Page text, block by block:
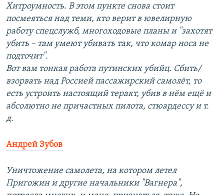
Хитроумность. В этом пункте снова стоит
посмеяться над теми, кто верит в ювелирную
работу спецслужб, многоходовые планы и "захотят
убить – там умеют убивать так, что комар носа не
подточит".
Вот вам тонкая работа путинских убийц. Сбить/
взорвать над Россией пассажирский самолёт, то
есть устроить настоящий теракт, убив в нём ещё и
абсолютно не причастных пилота, стюардессу и т.
д.
Андрей Зубов
Уничтожение самолета, на котором летел
Пригожин и другие начальники "Вагнера",